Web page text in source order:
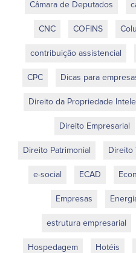
Câmara de Deputados
CNC COFINS
contribuição assistencial
CPC Dicas para
Direito da Propriedade
Direito Empresarial
Direito Patrimonial Direito
e-social ECAD
Empresas
estrutura empresarial
Hospedagem Hotéis